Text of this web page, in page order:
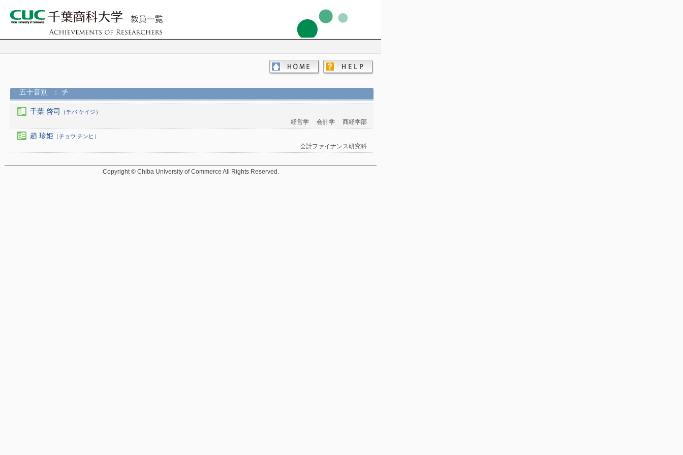
五十音別 ： チ
千葉 啓司 （チバ ケイジ）
経営学 会計学 商経学部
趙 珍姫 （チョウ チンヒ）
会計ファイナンス研究科